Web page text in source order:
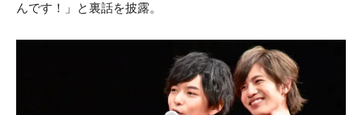
んです！」と裏話を披露。